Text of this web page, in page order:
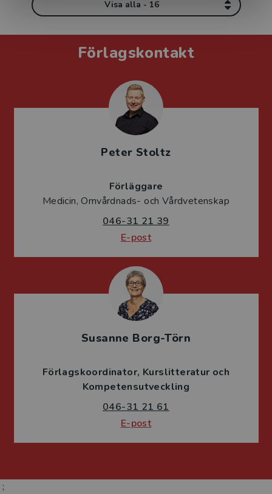
Visa alla - 16
Förlagskontakt
Peter Stoltz
Förläggare
Medicin, Omvårdnads- och Vårdvetenskap
046-31 21 39
E-post
Susanne Borg-Törn
Förlagskoordinator Kurslitteratur och
Kompetensutveckling
046-31 21 61
E-post
;